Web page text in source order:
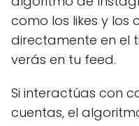
como los likes y los
directamente en el
verás en tu feed.
Si interactúas con
cuentas, el